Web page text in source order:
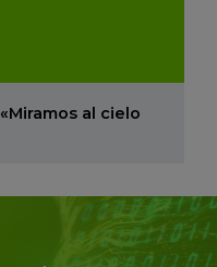
al cielo